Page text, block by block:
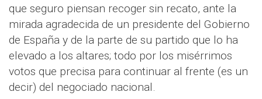
que seguro piensan recoger sin recato, ante la
mirada agradecida de un presidente del Gobierno
de España y de la parte de su partido que lo ha
elevado a los altares; todo por los misérrimos
votos que precisa para continuar al frente (es un
decir) del negociado nacional.